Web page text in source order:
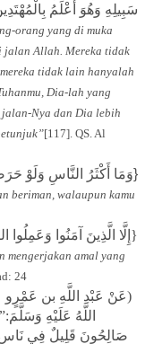
سَبِيلِهِ وَهُوَ أَعْلَمُ بِالْمُهْتَدِينَ (117)} [الأنعام:
orang yang di muka
jalan Allah. Mereka tidak
tidak lain hanyalah
Dia-lah yang
Nya dan Dia lebih
[117]. QS. Al
{وَمَا أَكْثَرُ النَّاسِ وَلَوْ
beriman, walaupun kamu
{إِلَّا الَّذِينَ آمَنُوا
amal yang
24.
(عَنْ عَبْدِ اللَّهِ بن
اللَّهُ عَلَيْهِ
صَالِحُونَ قَلِيلٌ فِي